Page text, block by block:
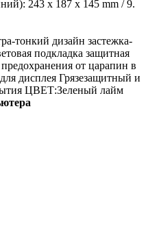
243 x 187 x 145 mm / 9.
тонкий дизайн застежка-
подкладка защитная
от царапин в
дисплея Грязезащитный и
ЦВЕТ:Зеленый лайм